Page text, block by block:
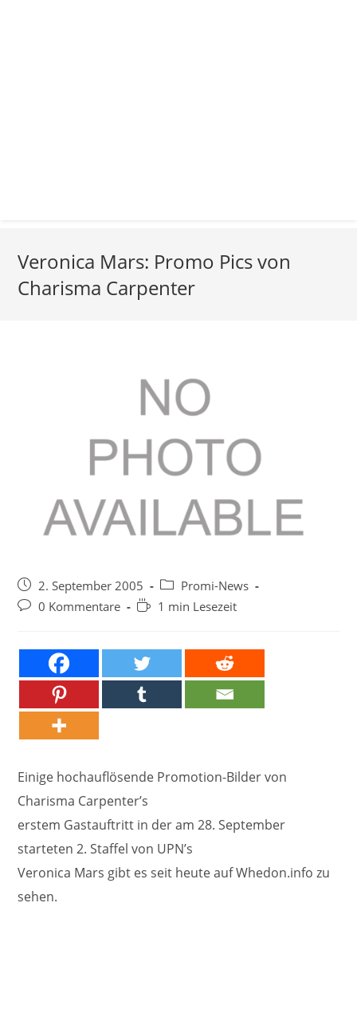
Veronica Mars: Promo Pics von
Charisma Carpenter
Beitrag
veröffentlicht:
2. September 2005
Beitrags-
Kategorie:
Promi-News
Beitrags-
0 Kommentare Lesedauer:
1 min Lesezeit
Einige hochauflösende Promotion-Bilder von
Charisma Carpenter’s
erstem Gastauftritt in der am 28. September
starteten 2. Staffel von UPN’s
Veronica Mars gibt es seit heute auf Whedon.info zu
sehen.